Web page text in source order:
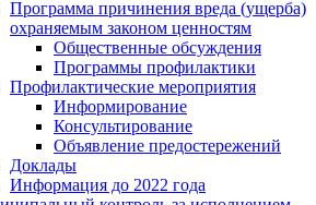
Программа причинения вреда (ущерба)
охраняемым законом ценностям
Общественные обсуждения
Программы профилактики
Профилактические мероприятия
Информирование
Консультирование
Объявление предостережений
Доклады
Информация до 2022 года